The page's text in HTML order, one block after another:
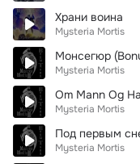
Храни воина
Mysteria Mortis
Монсегюр
Mysteria Mortis
Om Mann Og
Mysteria Mortis
Под первым
Mysteria Mortis